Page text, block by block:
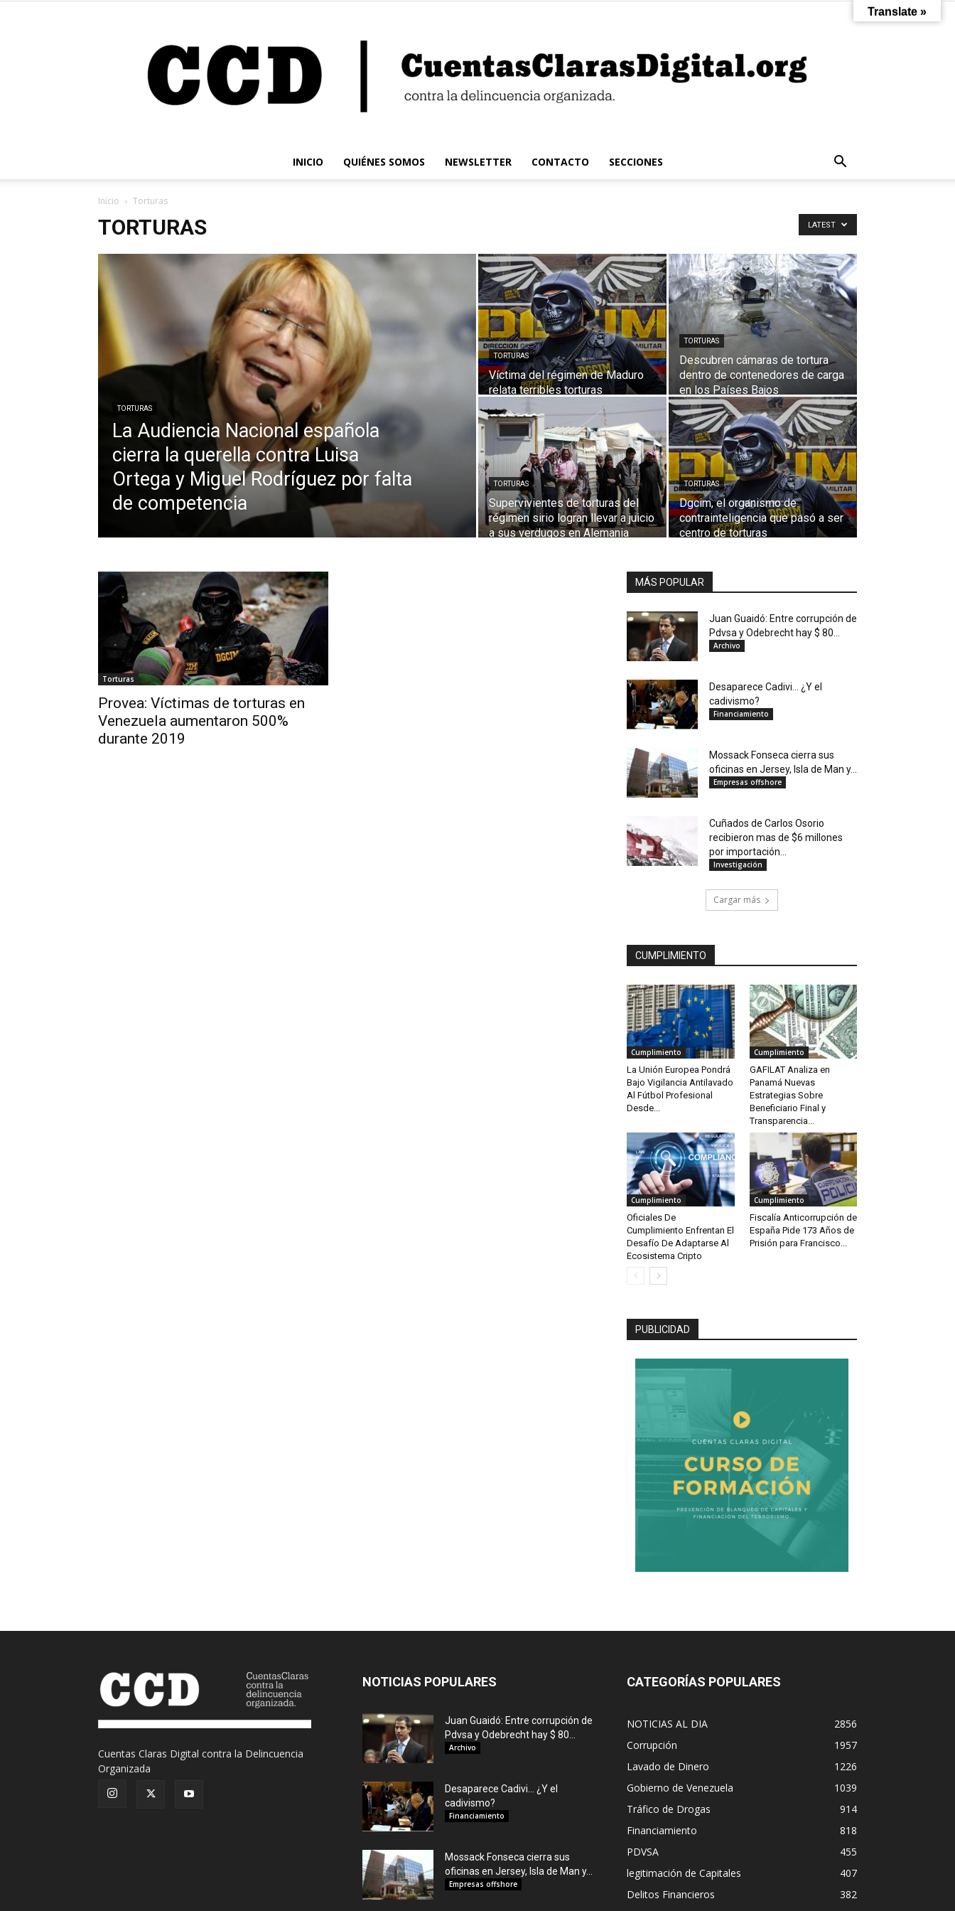
Claras
Digital
INICIO QUIÉNES SOMOS NEWSLETTER CONTACTO SECCIONES
Inicio Torturas
TORTURAS LATEST
TORTURAS
La Audiencia Nacional española
cierra la querella contra Luisa
Ortega y Miguel Rodríguez por falta
de competencia
TORTURAS
Víctima del régimen de Maduro
relata terribles torturas
TORTURAS
Descubren cámaras de tortura
dentro de contenedores de carga
en los Países Bajos
TORTURAS
Supervivientes de torturas del
régimen sirio logran llevar a juicio
a sus verdugos en Alemania
TORTURAS
Dgcim, el organismo de
contrainteligencia que pasó a ser
centro de torturas
Torturas
Provea: Víctimas de torturas en
Venezuela aumentaron 500%
durante 2019
MÁS POPULAR
Juan Guaidó: Entre corrupción de
Pdvsa y Odebrecht hay $ 80...
Archivo
Desaparece Cadivi… ¿Y el
cadivismo?
Financiamiento
Mossack Fonseca cierra sus
oficinas en Jersey, Isla de Man y...
Empresas offshore
Cuñados de Carlos Osorio
recibieron mas de $6 millones
por importación...
Investigación
Cargar más
CUMPLIMIENTO
Cumplimiento
La Unión Europea Pondrá
Bajo Vigilancia Antilavado
Al Fútbol Profesional
Desde...
Cumplimiento
GAFILAT Analiza en
Panamá Nuevas
Estrategias Sobre
Beneficiario Final y
Transparencia...
Cumplimiento
Oficiales De
Cumplimiento Enfrentan El
Desafío De Adaptarse Al
Ecosistema Cripto
Cumplimiento
Fiscalía Anticorrupción de
España Pide 173 Años de
Prisión para Francisco...
PUBLICIDAD
Cuentas Claras Digital contra la Delincuencia
Organizada
NOTICIAS POPULARES
Juan Guaidó: Entre corrupción de
Pdvsa y Odebrecht hay $ 80...
Archivo
Desaparece Cadivi… ¿Y el
cadivismo?
Financiamiento
Mossack Fonseca cierra sus
oficinas en Jersey, Isla de Man y...
Empresas offshore
CATEGORÍAS POPULARES
NOTICIAS AL DIA
2856
Corrupción
1957
Lavado de Dinero
1226
Gobierno de Venezuela
1039
Tráfico de Drogas
914
Financiamiento
818
PDVSA
455
legitimación de Capitales
407
Delitos Financieros
382
Translate »